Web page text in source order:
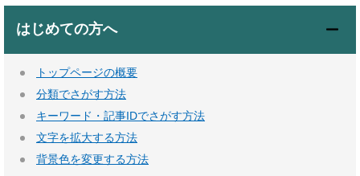
はじめての方へ
トップページの概要
分類でさがす方法
キーワード・記事IDでさがす方法
文字を拡大する方法
背景色を変更する方法